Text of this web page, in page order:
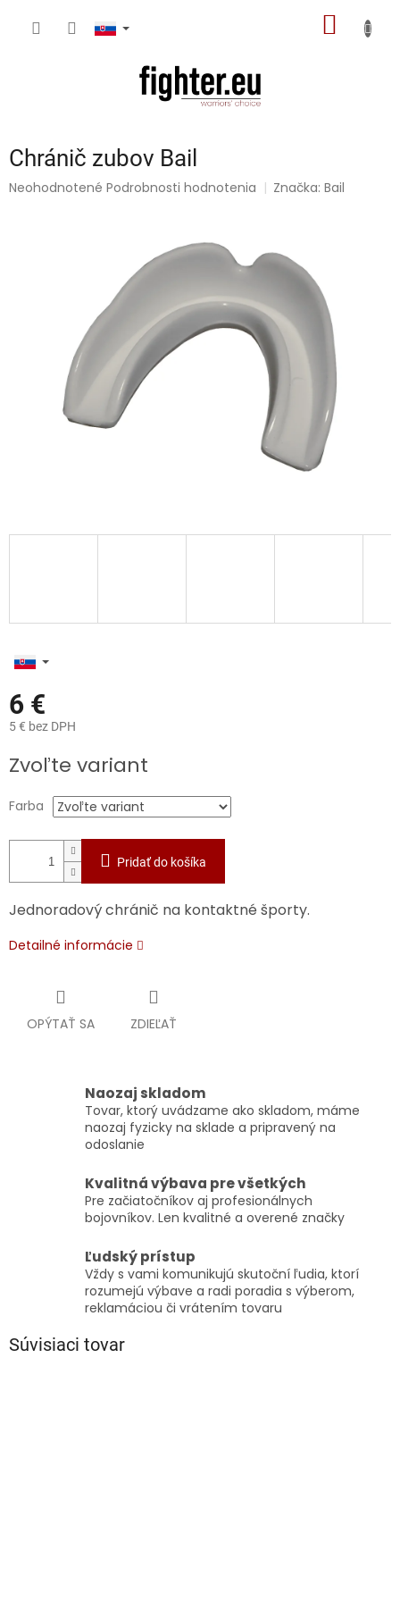
Chránič zubov Bail
Priemerné
Neohodnotené Podrobnosti hodnotenia Značka:Bail
6 €
5 € bez DPH
cena:
Zvoľte variant
Farba
Pridať do košíka
Jednoradový chránič na kontaktné športy.
Detailné informácie
OPÝTAŤ SA ZDIEĽAŤ
Naozaj skladom
Tovar, ktorý uvádzame ako skladom, máme
naozaj fyzicky na sklade a pripravený na
odoslanie
Kvalitná výbava pre všetkých
Pre začiatočníkov aj profesionálnych
bojovníkov. Len kvalitné a overené značky
Ľudský prístup
Vždy s vami komunikujú skutoční ľudia, ktorí
rozumejú výbave a radi poradia s výberom,
reklamáciou či vrátením tovaru
Súvisiaci tovar